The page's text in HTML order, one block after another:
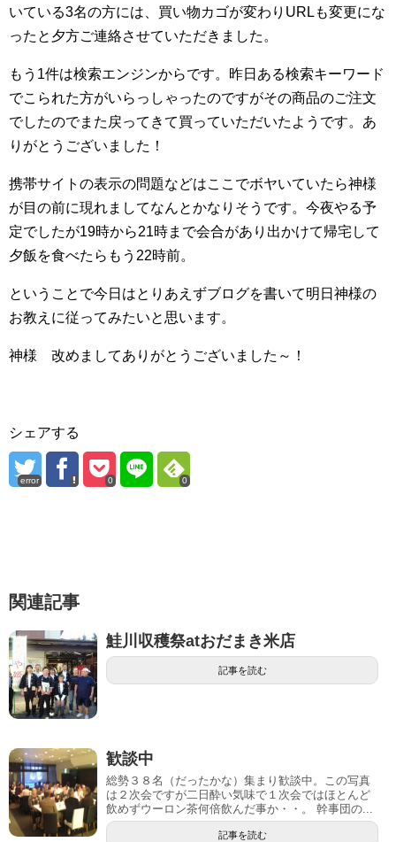
いている3名の方には、買い物カゴが変わりURLも変更にな
ったと夕方ご連絡させていただきました。
もう1件は検索エンジンからです。昨日ある検索キーワード
でこられた方がいらっしゃったのですがその商品のご注文
でしたのでまた戻ってきて買っていただいたようです。あ
りがとうございました！
携帯サイトの表示の問題などはここでボヤいていたら神様
が目の前に現れましてなんとかなりそうです。今夜やる予
定でしたが19時から21時まで会合があり出かけて帰宅して
夕飯を食べたらもう22時前。
ということで今日はとりあえずブログを書いて明日神様の
お教えに従ってみたいと思います。
神様 改めましてありがとうございました～！
シェアする
error 0 0
関連記事
鮭川収穫祭atおだまき米店
記事を読む
歓談中
総勢３８名（だったかな）集まり歓談中。この写真
は２次会ですが二日酔い気味で１次会ではほとんど
飲めずウーロン茶何倍飲んだ事か・・。 幹事団の...
記事を読む